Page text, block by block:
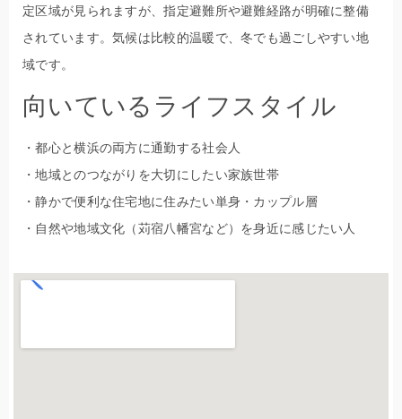
定区域が見られますが、指定避難所や避難経路が明確に整備
されています。気候は比較的温暖で、冬でも過ごしやすい地
域です。
向いているライフスタイル
・都心と横浜の両方に通勤する社会人
・地域とのつながりを大切にしたい家族世帯
・静かで便利な住宅地に住みたい単身・カップル層
・自然や地域文化（苅宿八幡宮など）を身近に感じたい人